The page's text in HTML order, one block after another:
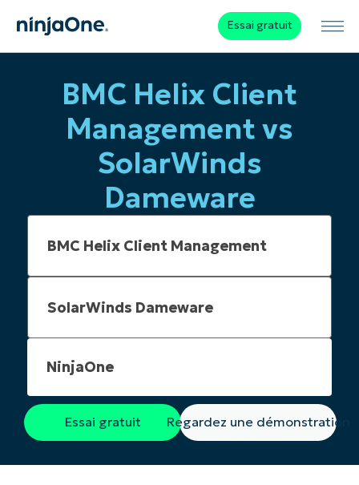
Essai gratuit
BMC Helix Client
Management vs
SolarWinds
Dameware
NinjaOne
Essai gratuit Regardez une démonstration